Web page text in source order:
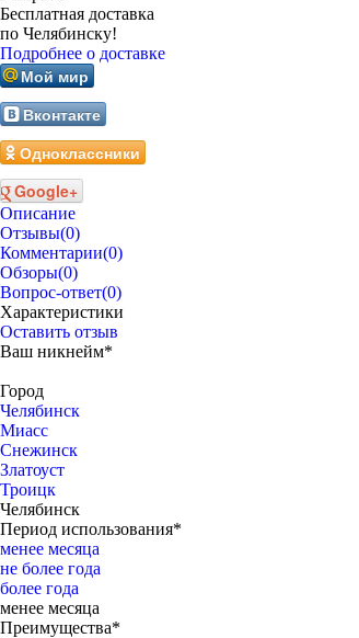
Бесплатная доставка
по Челябинску!
Подробнее о доставке
Мой мир
Вконтакте
Одноклассники
Google+
Описание
Отзывы(0)
Комментарии(0)
Обзоры(0)
Вопрос-ответ(0)
Характеристики
Оставить отзыв
Ваш никнейм*
Город
Челябинск
Миасс
Снежинск
Златоуст
Троицк
Челябинск
Период использования*
менее месяца
не более года
более года
менее месяца
Преимущества*